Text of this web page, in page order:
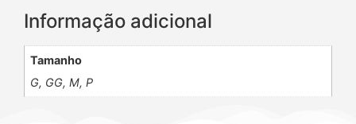
Informação adicional
Tamanho
G, GG, M, P